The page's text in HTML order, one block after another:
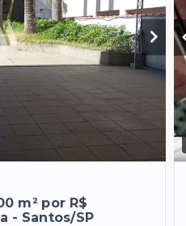
m² por R$
- Santos/SP